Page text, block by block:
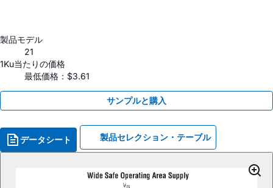
製品モデル
21
1Ku当たりの価格
最低価格：$3.61
サンプルと購入
データシート 製品セレクション・テーブル